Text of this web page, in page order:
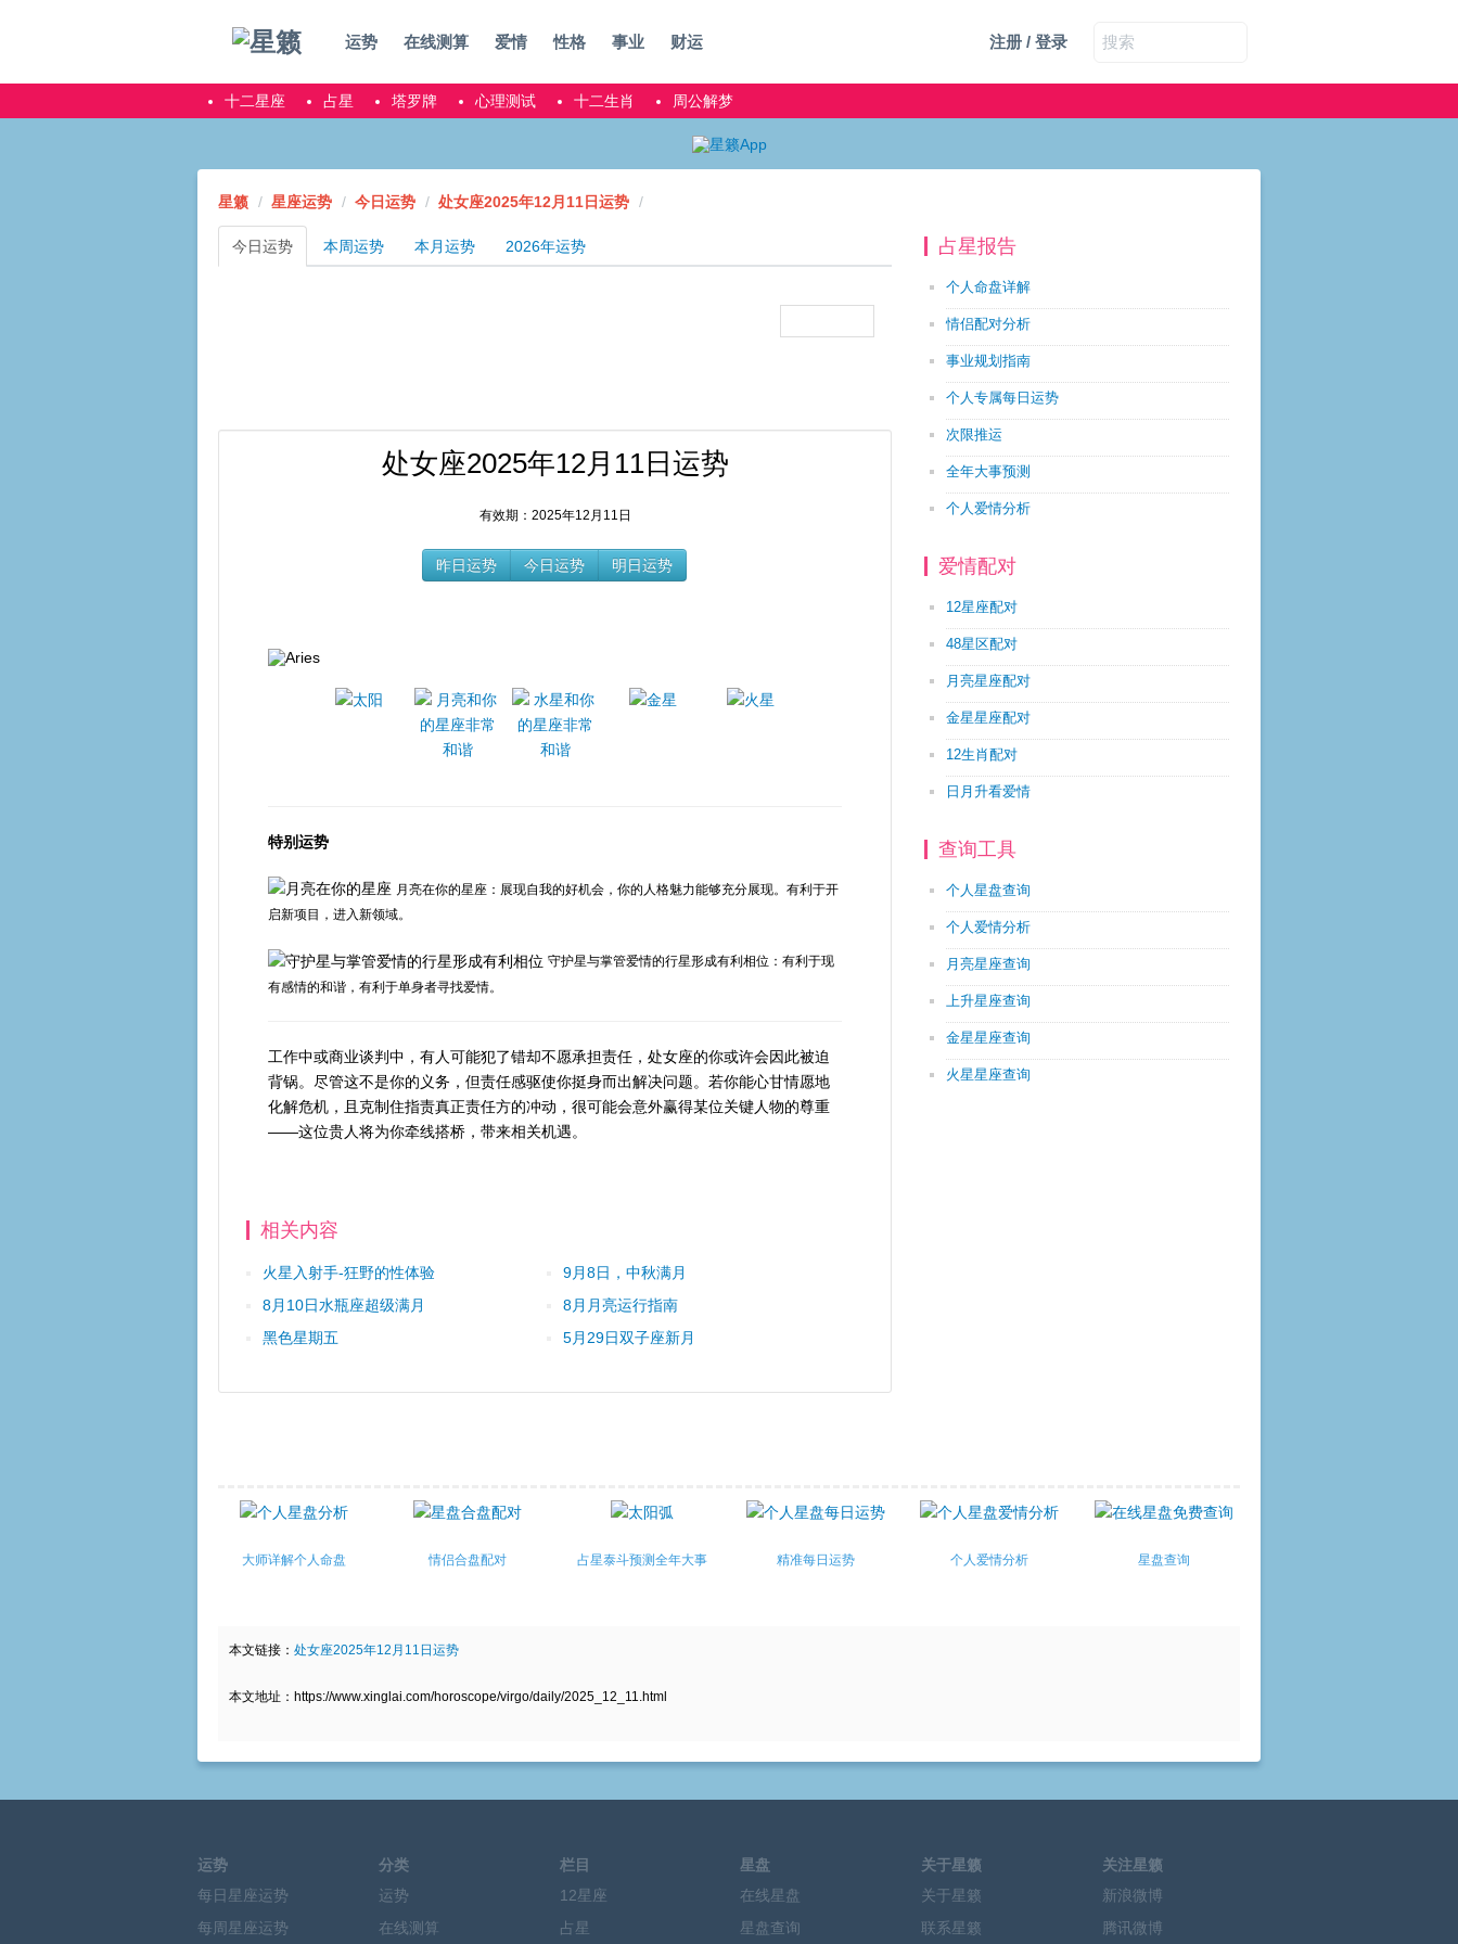
运势 在线测算 爱情 性格 事业 财运 注册 / 登录
十二星座 占星 塔罗牌 心理测试 十二生肖 周公解梦
星籁 星座运势 今日运势 处女座2025年12月11日运势
今日运势 本周运势 本月运势 2026年运势
处女座2025年12月11日运势
有效期：2025年12月11日
昨日运势 今日运势 明日运势
特别运势
月亮在你的星座：展现自我的好机会，你的人格魅力能够充分展现。有利于开
启新项目，进入新领域。
守护星与掌管爱情的行星形成有利相位：有利于现
有感情的和谐，有利于单身者寻找爱情。
工作中或商业谈判中，有人可能犯了错却不愿承担责任，处女座的你或许会因此被迫
背锅。尽管这不是你的义务，但责任感驱使你挺身而出解决问题。若你能心甘情愿地
化解危机，且克制住指责真正责任方的冲动，很可能会意外赢得某位关键人物的尊重
——这位贵人将为你牵线搭桥，带来相关机遇。
相关内容
火星入射手-狂野的性体验
9月8日，中秋满月
8月10日水瓶座超级满月
8月月亮运行指南
黑色星期五
5月29日双子座新月
占星报告
个人命盘详解
情侣配对分析
事业规划指南
个人专属每日运势
次限推运
全年大事预测
个人爱情分析
爱情配对
12星座配对
48星区配对
月亮星座配对
金星星座配对
12生肖配对
日月升看爱情
查询工具
个人星盘查询
个人爱情分析
月亮星座查询
上升星座查询
金星星座查询
火星星座查询
大师详解个人命盘 情侣合盘配对 占星泰斗预测全年大事 精准每日运势 个人爱情分析 星盘查询
本文链接： 处女座2025年12月11日运势
本文地址：https://www.xinglai.com/horoscope/virgo/daily/2025_12_11.html
运势
每日星座运势
每周星座运势
分类
运势
在线测算
栏目
12星座
占星
星盘
在线星盘
星盘查询
关于星籁
关于星籁
联系星籁
关注星籁
新浪微博
腾讯微博